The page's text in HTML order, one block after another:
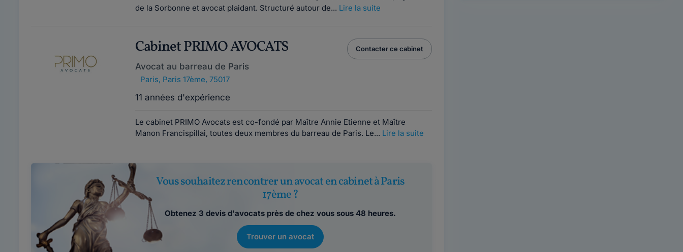
de la Sorbonne et avocat plaidant. Structuré autour de... Lire la suite
Cabinet PRIMO AVOCATS
Avocat au barreau de Paris
Paris, Paris 17ème, 75017
11 années d'expérience
Contacter ce cabinet
Le cabinet PRIMO Avocats est co-fondé par Maître Annie Etienne et Maître
Manon Francispillai, toutes deux membres du barreau de Paris. Le... Lire la suite
Vous souhaitez rencontrer un avocat en cabinet à Paris
17ème ?
Obtenez 3 devis d'avocats près de chez vous sous 48 heures.
Trouver un avocat